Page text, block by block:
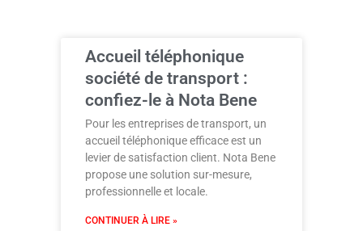
Accueil téléphonique
société de transport :
confiez-le à Nota Bene
Pour les entreprises de transport, un
accueil téléphonique efficace est un
levier de satisfaction client. Nota Bene
propose une solution sur-mesure,
professionnelle et locale.
CONTINUER À LIRE »